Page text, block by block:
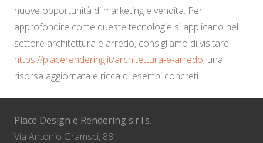
nuove opportunità di marketing e vendita. Per
approfondire come queste tecnologie si applicano nel
settore architettura e arredo, consigliamo di visitare
https://placerendering.it/architettura-e-arredo, una
risorsa aggiornata e ricca di esempi concreti.
Place Design e Rendering s.r.l.s.
Via Antonio Gramsci, 88